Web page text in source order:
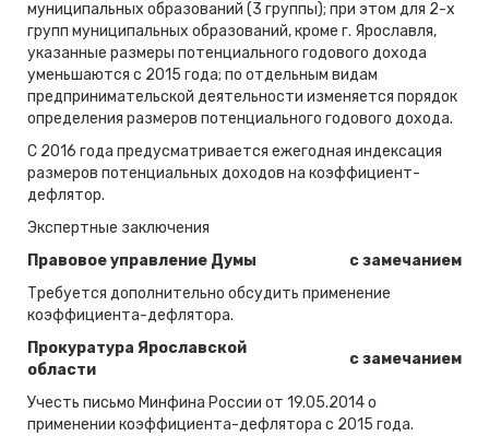
муниципальных образований (3 группы); при этом для 2-х
групп муниципальных образований, кроме г. Ярославля,
указанные размеры потенциального годового дохода
уменьшаются с 2015 года; по отдельным видам
предпринимательской деятельности изменяется порядок
определения размеров потенциального годового дохода.
С 2016 года предусматривается ежегодная индексация
размеров потенциальных доходов на коэффициент-
дефлятор.
Экспертные заключения
Правовое управление Думы
с замечанием
Требуется дополнительно обсудить применение
коэффициента-дефлятора.
Прокуратура Ярославской
области
с замечанием
Учесть письмо Минфина России от 19.05.2014 о
применении коэффициента-дефлятора с 2015 года.